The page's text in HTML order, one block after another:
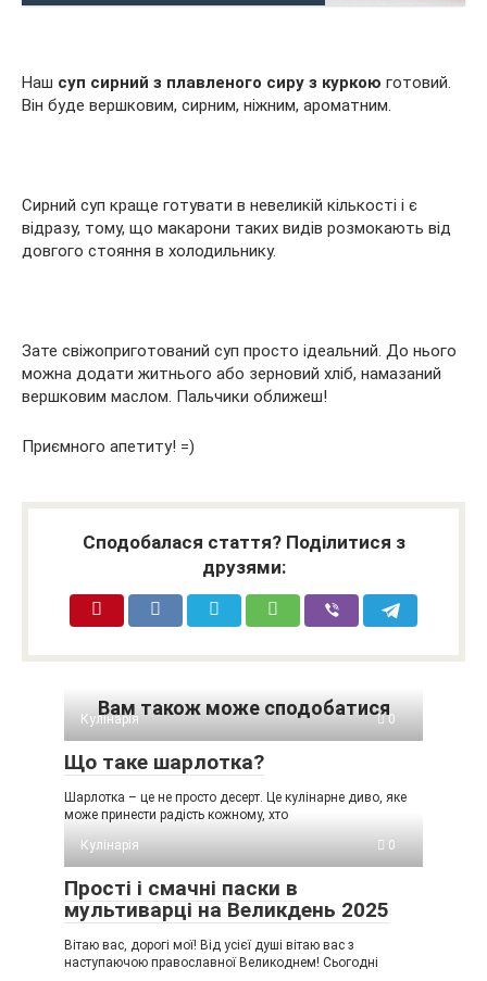
Наш суп сирний з плавленого сиру з куркою готовий.
Він буде вершковим, сирним, ніжним, ароматним.
Сирний суп краще готувати в невеликій кількості і є
відразу, тому, що макарони таких видів розмокають від
довгого стояння в холодильнику.
Зате свіжоприготований суп просто ідеальний. До нього
можна додати житнього або зерновий хліб, намазаний
вершковим маслом. Пальчики оближеш!
Приємного апетиту! =)
Сподобалася стаття? Поділитися з
друзями:
Вам також може сподобатися
Кулінарія 0
Що таке шарлотка?
Шарлотка – це не просто десерт. Це кулінарне диво, яке
може принести радість кожному, хто
Кулінарія
0
Прості і смачні паски в
мультиварці на Великдень 2025
Вітаю вас, дорогі мої! Від усієї душі вітаю вас з
наступаючою православної Великоднем! Сьогодні